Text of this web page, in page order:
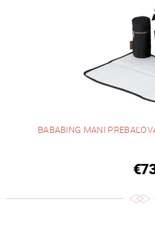
BABABING MANI